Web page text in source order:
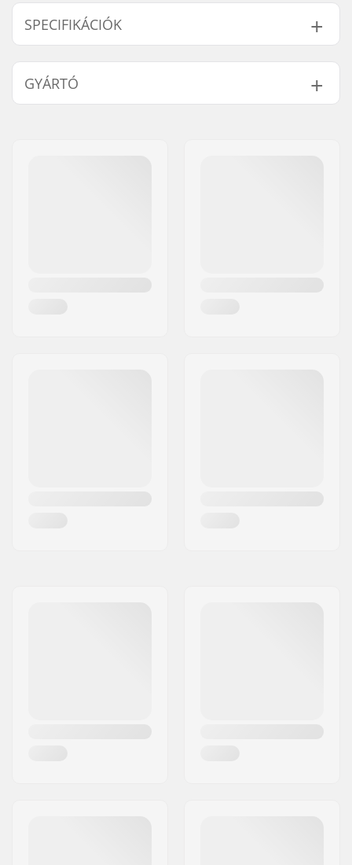
SPECIFIKÁCIÓK
Lánc típusa:
Single speed
A Láncszemek Száma:
Súly:
255g
GYÁRTÓ